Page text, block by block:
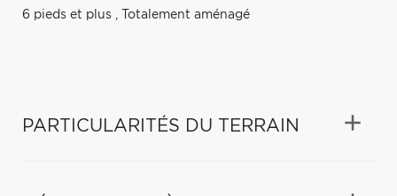
6 pieds et plus , Totalement aménagé
PARTICULARITÉS DU TERRAIN